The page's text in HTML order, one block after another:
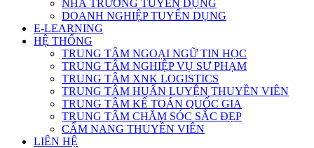
NHÀ TRƯỜNG TUYỂN DỤNG
DOANH NGHIỆP TUYỂN DỤNG
E-LEARNING
HỆ THỐNG
TRUNG TÂM NGOẠI NGỮ TIN HỌC
TRUNG TÂM NGHIỆP VỤ SƯ PHẠM
TRUNG TÂM XNK LOGISTICS
TRUNG TÂM HUẤN LUYỆN THUYỀN VIÊN
TRUNG TÂM KẾ TOÁN QUỐC GIA
TRUNG TÂM CHĂM SÓC SẮC ĐẸP
CẨM NANG THUYỀN VIÊN
LIÊN HỆ